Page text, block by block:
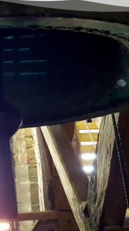
öffnen